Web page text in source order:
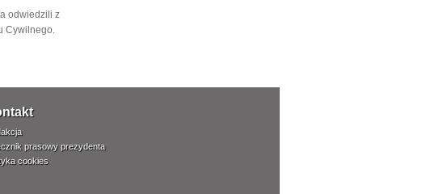
odwiedzili z
Cywilnego.
prasowy prezydenta
cookies